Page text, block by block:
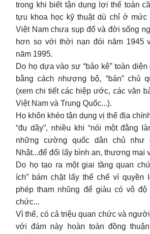
trong khi biết tận dụng lợi thế toàn
tựu khoa học kỹ thuật dù chỉ ở mức
Việt Nam chưa sụp đổ và đời sống
hơn so với thời nạn đói năm 1945
năm 1995.
Do họ dựa vào sự “bảo kê” toàn
bằng cách nhượng bộ, “bán” chủ
(xem chi tiết các hiệp ước, các văn
Việt Nam và Trung Quốc...).
Họ khôn khéo tận dụng vị thế địa
“đu dây”, nhiều khi “nói một đằng
những cường quốc dân chủ như
Nhật...để đổi lấy bình an, thương mại
Do họ tạo ra một giai tầng quan
ích” bám chặt lấy thể chế vì quyền
phép tham nhũng để giàu có vô
chức...
Vì thế, có cả triệu quan chức và
với đám này hoàn toàn đồng